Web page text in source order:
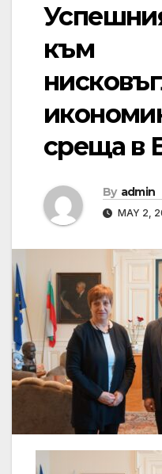
към
среща в
By admin
MAY 2,